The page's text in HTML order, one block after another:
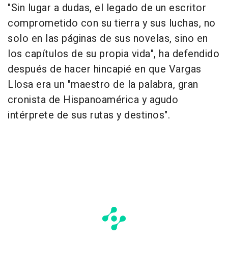
"Sin lugar a dudas, el legado de un escritor
comprometido con su tierra y sus luchas, no
solo en las páginas de sus novelas, sino en
los capítulos de su propia vida", ha defendido
después de hacer hincapié en que Vargas
Llosa era un "maestro de la palabra, gran
cronista de Hispanoamérica y agudo
intérprete de sus rutas y destinos".